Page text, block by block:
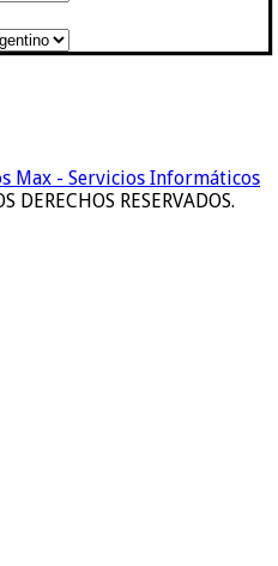
Max - Servicios Informáticos
RESERVADOS.